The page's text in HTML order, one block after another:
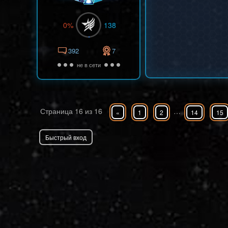
0% 138
392 7
не в сети
Страница 16 из 16 « 1 2 … 14 15